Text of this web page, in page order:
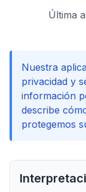
Última
Nuestra
privacidad y
información
describe
protegemos